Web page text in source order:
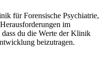
für Forensische Psychiatrie,
im
du die Werte der Klinik
beizutragen.